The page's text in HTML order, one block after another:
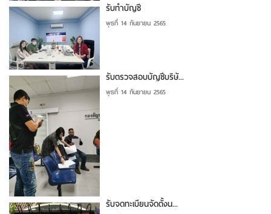
รับทำบัญชี
พุธที่ 14 กันยายน 2565
รับตรวจสอบบัญชีบริษั...
พุธที่ 14 กันยายน 2565
รับจดทะเบียนจัดตั้งน...